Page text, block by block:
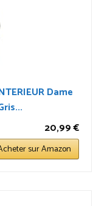
Dame
20,99 €
sur Amazon